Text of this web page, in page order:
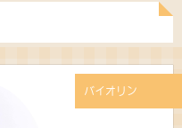
バイオリン